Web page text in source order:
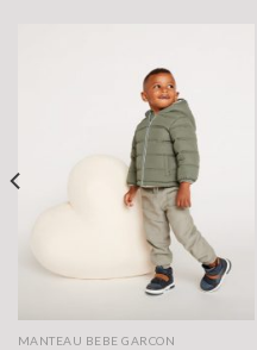
MANTEAU BEBE GARCON